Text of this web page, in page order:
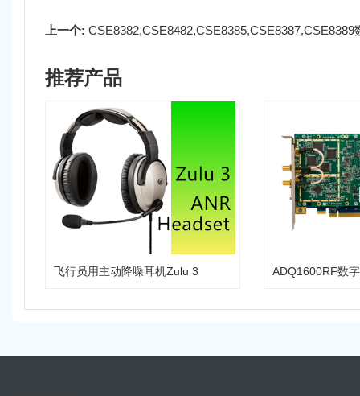
上一个: CSE8382,CSE8482,CSE8385,CSE8387,CSE8389
推荐产品
飞行员用主动降噪耳机Zulu 3